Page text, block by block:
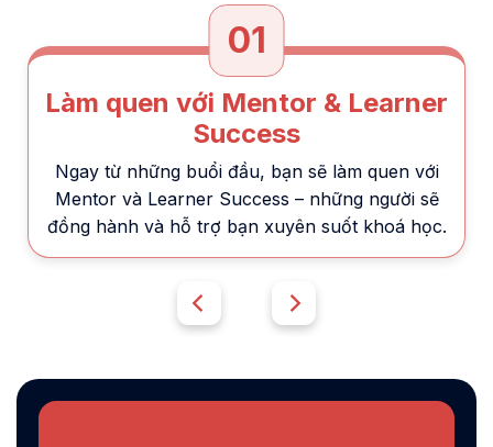
01
Làm quen với Mentor & Learner
Success
Ngay từ những buổi đầu, bạn sẽ làm quen với
Mentor và Learner Success – những người sẽ
đồng hành và hỗ trợ bạn xuyên suốt khoá học.